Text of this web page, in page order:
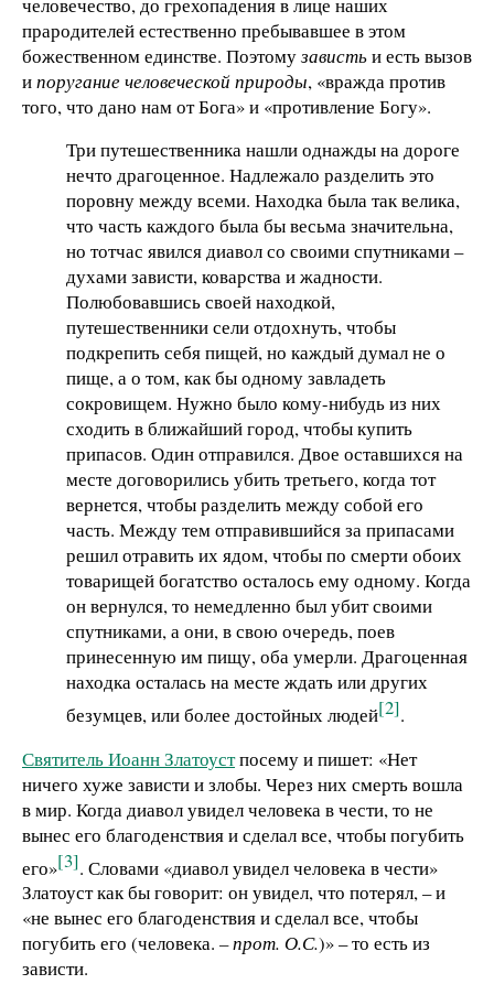
прародителей естественно пребывавшее в этом
божественном единстве. Поэтомузавистьи есть вызов
ипоругание человеческой природы, «вражда против
того, что дано нам от Бога» и «противление Богу».
Три путешественника нашли однажды на дороге
нечто драгоценное. Надлежало разделить это
поровну между всеми. Находка была так велика,
что часть каждого была бы весьма значительна,
но тотчас явился диавол со своими спутниками –
духами зависти, коварства и жадности.
Полюбовавшись своей находкой,
путешественники сели отдохнуть, чтобы
подкрепить себя пищей, но каждый думал не о
пище, а о том, как бы одному завладеть
сокровищем. Нужно было кому-нибудь из них
сходить в ближайший город, чтобы купить
припасов. Один отправился. Двое оставшихся на
месте договорились убить третьего, когда тот
вернется, чтобы разделить между собой его
часть. Между тем отправившийся за припасами
решил отравить их ядом, чтобы по смерти обоих
товарищей богатство осталось ему одному. Когда
он вернулся, то немедленно был убит своими
спутниками, а они, в свою очередь, поев
принесенную им пищу, оба умерли. Драгоценная
находка осталась на месте ждать или других
безумцев, или более достойных людей[2].
Святитель Иоанн Златоустпосему и пишет: «Нет
ничего хуже зависти и злобы. Через них смерть вошла
в мир. Когда диавол увидел человека в чести, то не
вынес его благоденствия и сделал все, чтобы погубить
его»[3]. Словами «диавол увидел человека в чести»
Златоуст как бы говорит: он увидел, что потерял, – и
«не вынес его благоденствия и сделал все, чтобы
погубить его (человека. – прот. О.С.)» – то есть из
зависти.